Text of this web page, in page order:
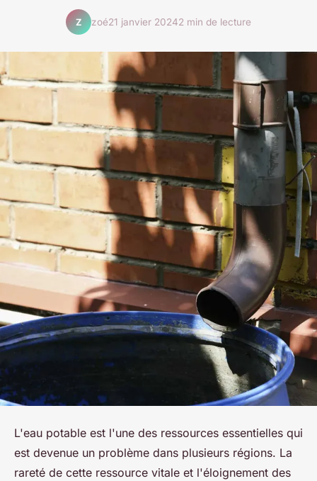
Z zoé21 janvier 20242 min de lecture
L'eau potable est l'une des ressources essentielles qui
est devenue un problème dans plusieurs régions. La
rareté de cette ressource vitale et l'éloignement des